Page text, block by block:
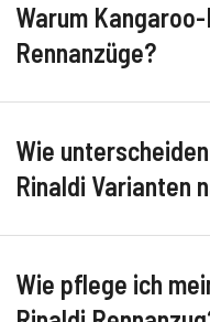
Warum
Rennanzüge?
Wie
Rinaldi Varianten
Wie pflege ich